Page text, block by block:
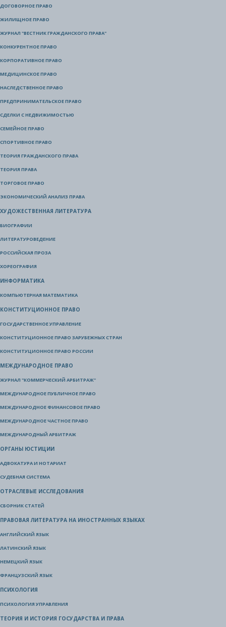
ДОГОВОРНОЕ ПРАВО
ЖИЛИЩНОЕ ПРАВО
ЖУРНАЛ "ВЕСТНИК ГРАЖДАНСКОГО ПРАВА"
КОНКУРЕНТНОЕ ПРАВО
КОРПОРАТИВНОЕ ПРАВО
МЕДИЦИНСКОЕ ПРАВО
НАСЛЕДСТВЕННОЕ ПРАВО
ПРЕДПРИНИМАТЕЛЬСКОЕ ПРАВО
СДЕЛКИ С НЕДВИЖИМОСТЬЮ
СЕМЕЙНОЕ ПРАВО
СПОРТИВНОЕ ПРАВО
ТЕОРИЯ ГРАЖДАНСКОГО ПРАВА
ТЕОРИЯ ПРАВА
ТОРГОВОЕ ПРАВО
ЭКОНОМИЧЕСКИЙ АНАЛИЗ ПРАВА
ХУДОЖЕСТВЕННАЯ ЛИТЕРАТУРА
БИОГРАФИИ
ЛИТЕРАТУРОВЕДЕНИЕ
РОССИЙСКАЯ ПРОЗА
ХОРЕОГРАФИЯ
ИНФОРМАТИКА
КОМПЬЮТЕРНАЯ МАТЕМАТИКА
КОНСТИТУЦИОННОЕ ПРАВО
ГОСУДАРСТВЕННОЕ УПРАВЛЕНИЕ
КОНСТИТУЦИОННОЕ ПРАВО ЗАРУБЕЖНЫХ СТРАН
КОНСТИТУЦИОННОЕ ПРАВО РОССИИ
МЕЖДУНАРОДНОЕ ПРАВО
ЖУРНАЛ "КОММЕРЧЕСКИЙ АРБИТРАЖ"
МЕЖДУНАРОДНОЕ ПУБЛИЧНОЕ ПРАВО
МЕЖДУНАРОДНОЕ ФИНАНСОВОЕ ПРАВО
МЕЖДУНАРОДНОЕ ЧАСТНОЕ ПРАВО
МЕЖДУНАРОДНЫЙ АРБИТРАЖ
ОРГАНЫ ЮСТИЦИИ
АДВОКАТУРА И НОТАРИАТ
СУДЕБНАЯ СИСТЕМА
ОТРАСЛЕВЫЕ ИССЛЕДОВАНИЯ
СБОРНИК СТАТЕЙ
ПРАВОВАЯ ЛИТЕРАТУРА НА ИНОСТРАННЫХ ЯЗЫКАХ
АНГЛИЙСКИЙ ЯЗЫК
ЛАТИНСКИЙ ЯЗЫК
НЕМЕЦКИЙ ЯЗЫК
ФРАНЦУЗСКИЙ ЯЗЫК
ПСИХОЛОГИЯ
ПСИХОЛОГИЯ УПРАВЛЕНИЯ
ТЕОРИЯ И ИСТОРИЯ ГОСУДАРСТВА И ПРАВА